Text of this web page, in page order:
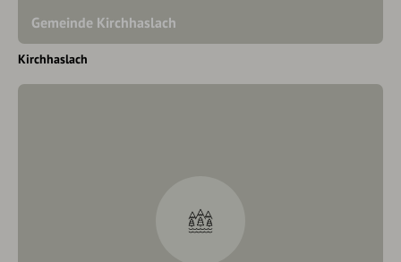
Gemeinde Kirchhaslach
Kirchhaslach